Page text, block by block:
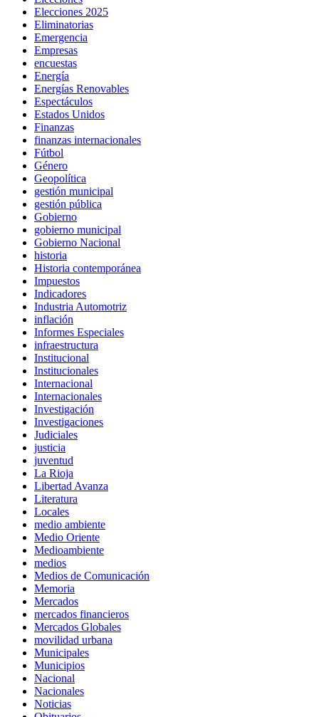
Elecciones 2025
Eliminatorias
Emergencia
Empresas
encuestas
Energía
Energías Renovables
Espectáculos
Estados Unidos
Finanzas
finanzas internacionales
Fútbol
Género
Geopolítica
gestión municipal
gestión pública
Gobierno
gobierno municipal
Gobierno Nacional
historia
Historia contemporánea
Impuestos
Indicadores
Industria Automotriz
inflación
Informes Especiales
infraestructura
Institucional
Institucionales
Internacional
Internacionales
Investigación
Investigaciones
Judiciales
justicia
juventud
La Rioja
Libertad Avanza
Literatura
Locales
medio ambiente
Medio Oriente
Medioambiente
medios
Medios de Comunicación
Memoria
Mercados
mercados financieros
Mercados Globales
movilidad urbana
Municipales
Municipios
Nacional
Nacionales
Noticias